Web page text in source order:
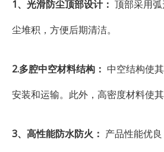
1、光滑防尘顶部设计： 顶部采用
尘堆积，方便后期清洁。
2.多腔中空材料结构： 中空结构使
安装和运输。此外，高密度材料使其
3、高性能防水防火： 产品性能优